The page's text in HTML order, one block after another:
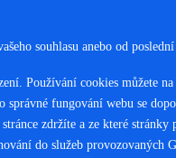
souhlasu anebo od
Používání cookies můžete
fungování webu se
zdržíte a ze které
do služeb provozovaných